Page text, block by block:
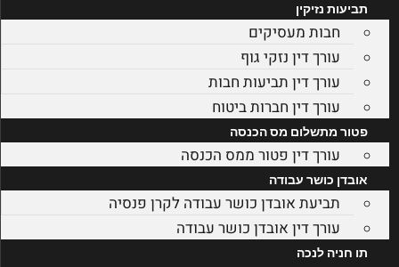
תביעות נזיקין
חבות מעסיקים
עורך דין נזקי גוף
עורך דין תביעות חבות
עורך דין חברות ביטוח
פטור מתשלום מס הכנסה
עורך דין פטור ממס הכנסה
אובדן כושר עבודה
תביעת אובדן כושר עבודה לקרן פנסיה
עורך דין אובדן כושר עבודה
תו חניה לנכה